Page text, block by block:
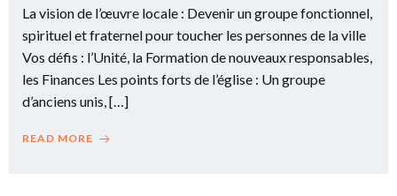
La vision de l’œuvre locale : Devenir un groupe fonctionnel,
spirituel et fraternel pour toucher les personnes de la ville
Vos défis : l’Unité, la Formation de nouveaux responsables,
les Finances Les points forts de l’église : Un groupe
d’anciens unis, […]
READ MORE